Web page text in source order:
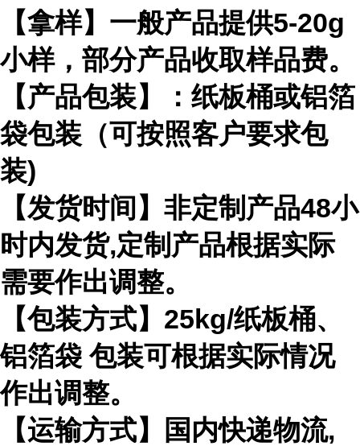
【拿样】一般产品提供5-20g
小样，部分产品收取样品费。
【产品包装】：纸板桶或铝箔
袋包装（可按照客户要求包
装)
【发货时间】非定制产品48小
时内发货,定制产品根据实际
需要作出调整。
【包装方式】25kg/纸板桶、
铝箔袋 包装可根据实际情况
作出调整。
【运输方式】国内快递物流,